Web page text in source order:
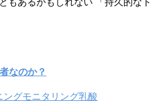
もあるかもしれない 「持久的なト
なのか？
ングモニタリング乳酸